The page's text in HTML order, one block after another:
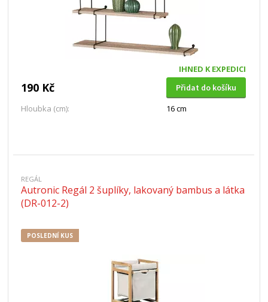
IHNED K EXPEDICI
190 Kč
Přidat do košíku
Hloubka (cm):
16 cm
REGÁL
Autronic Regál 2 šuplíky, lakovaný bambus a látka
(DR-012-2)
POSLEDNÍ KUS